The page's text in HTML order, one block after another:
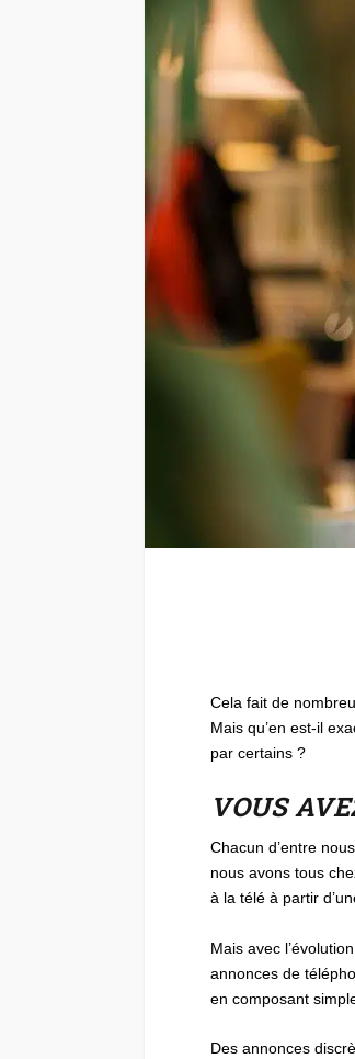
Cela fait de
Mais qu’en est-il
par certains ?
VOUS
Chacun d’entre
nous avons tous
à la télé à partir
Mais avec
annonces de
en composant
Des annonces